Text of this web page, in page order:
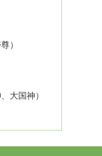
）
大国神）